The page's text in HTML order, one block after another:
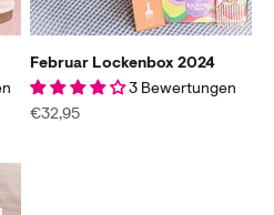
Februar Lockenbox 2024
3 Bewertungen
Angebot
€32,95